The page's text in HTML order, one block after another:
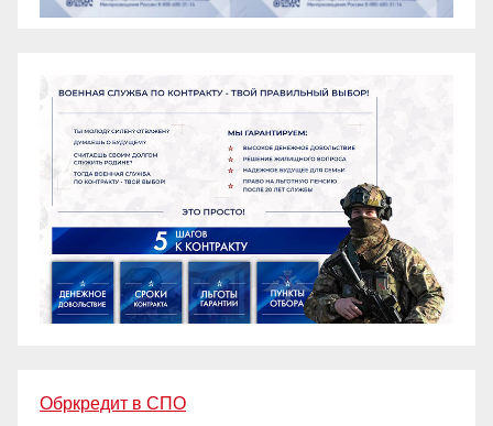
Обркредит в СПО